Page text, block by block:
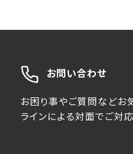
お問い合わせ
お困り事やご質問などお
ラインによる対面でご対